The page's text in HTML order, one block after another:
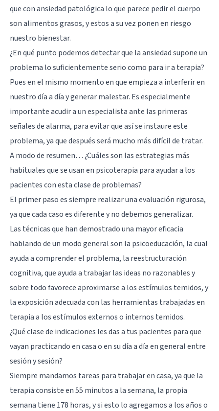
que con ansiedad patológica lo que parece pedir el cuerpo
son alimentos grasos, y estos a su vez ponen en riesgo
nuestro bienestar.
¿En qué punto podemos detectar que la ansiedad supone un
problema lo suficientemente serio como para ir a terapia?
Pues en el mismo momento en que empieza a interferir en
nuestro día a día y generar malestar. Es especialmente
importante acudir a un especialista ante las primeras
señales de alarma, para evitar que así se instaure este
problema, ya que después será mucho más difícil de tratar.
A modo de resumen… ¿Cuáles son las estrategias más
habituales que se usan en psicoterapia para ayudar a los
pacientes con esta clase de problemas?
El primer paso es siempre realizar una evaluación rigurosa,
ya que cada caso es diferente y no debemos generalizar.
Las técnicas que han demostrado una mayor eficacia
hablando de un modo general son la psicoeducación, la cual
ayuda a comprender el problema, la reestructuración
cognitiva, que ayuda a trabajar las ideas no razonables y
sobre todo favorece aproximarse a los estímulos temidos, y
la exposición adecuada con las herramientas trabajadas en
terapia a los estímulos externos o internos temidos.
¿Qué clase de indicaciones les das a tus pacientes para que
vayan practicando en casa o en su día a día en general entre
sesión y sesión?
Siempre mandamos tareas para trabajar en casa, ya que la
terapia consiste en 55 minutos a la semana, la propia
semana tiene 178 horas, y si esto lo agregamos a los años o